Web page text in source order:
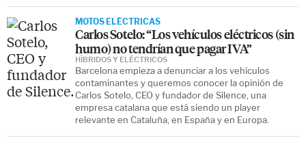
MOTOS ELÉCTRICAS
Carlos Sotelo: “Los vehículos eléctricos (sin
humo) no tendrían que pagar IVA”
Barcelona empieza a denunciar a los vehículos
contaminantes y queremos conocer la opinión de
Carlos Sotelo, CEO y fundador de Silence, una
empresa catalana que está siendo un player
relevante en Cataluña, en España y en Europa.
HÍBRIDOS Y ELÉCTRICOS